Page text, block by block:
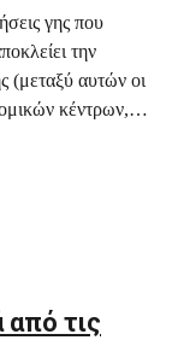
γης που
την
(μεταξύ αυτών οι
κέντρων,
από τις